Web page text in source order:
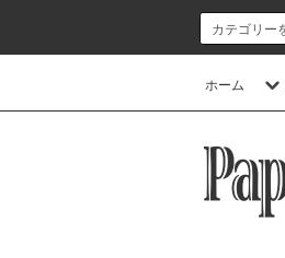
ホーム